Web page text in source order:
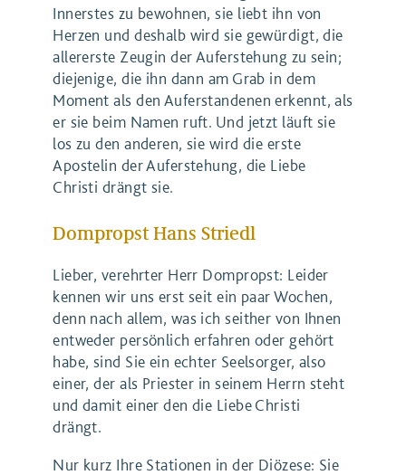
Innerstes zu bewohnen, sie liebt ihn von
Herzen und deshalb wird sie gewürdigt, die
allererste Zeugin der Auferstehung zu sein;
diejenige, die ihn dann am Grab in dem
Moment als den Auferstandenen erkennt, als
er sie beim Namen ruft. Und jetzt läuft sie
los zu den anderen, sie wird die erste
Apostelin der Auferstehung, die Liebe
Christi drängt sie.
Dompropst Hans Striedl
Lieber, verehrter Herr Dompropst: Leider
kennen wir uns erst seit ein paar Wochen,
denn nach allem, was ich seither von Ihnen
entweder persönlich erfahren oder gehört
habe, sind Sie ein echter Seelsorger, also
einer, der als Priester in seinem Herrn steht
und damit einer den die Liebe Christi
drängt.
Nur kurz Ihre Stationen in der Diözese: Sie